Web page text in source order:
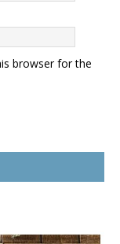
browser for the